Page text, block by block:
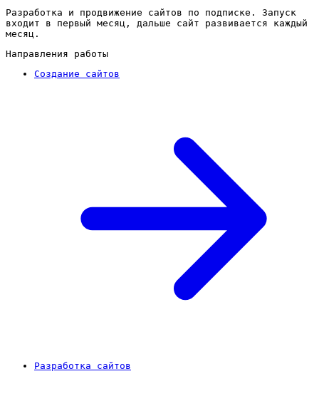
Разработка и продвижение сайтов по подписке. Запуск
входит в первый месяц, дальше сайт развивается каждый
месяц.
Направления работы
Создание сайтов
Разработка сайтов